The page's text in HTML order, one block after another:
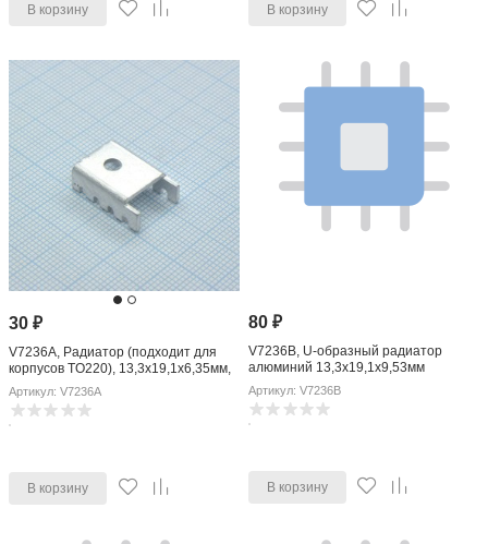
В корзину В корзину
30₽
V7236A, Радиатор (подходит для
корпусов TO220), 13,3x19,1x6,35мм,
тепловое сопротивление 31 К/Вт
Артикул: V7236A
В корзину
80 ₽
V7236B, U-образный радиатор
алюминий 13,3x19,1x9,53мм
Артикул: V7236B
В корзину